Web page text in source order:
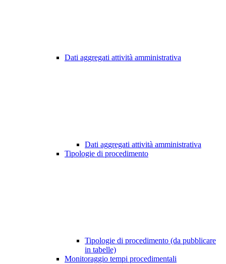
Dati aggregati attività amministrativa
Dati aggregati attività amministrativa
Tipologie di procedimento
Tipologie di procedimento (da pubblicare
in tabelle)
Monitoraggio tempi procedimentali